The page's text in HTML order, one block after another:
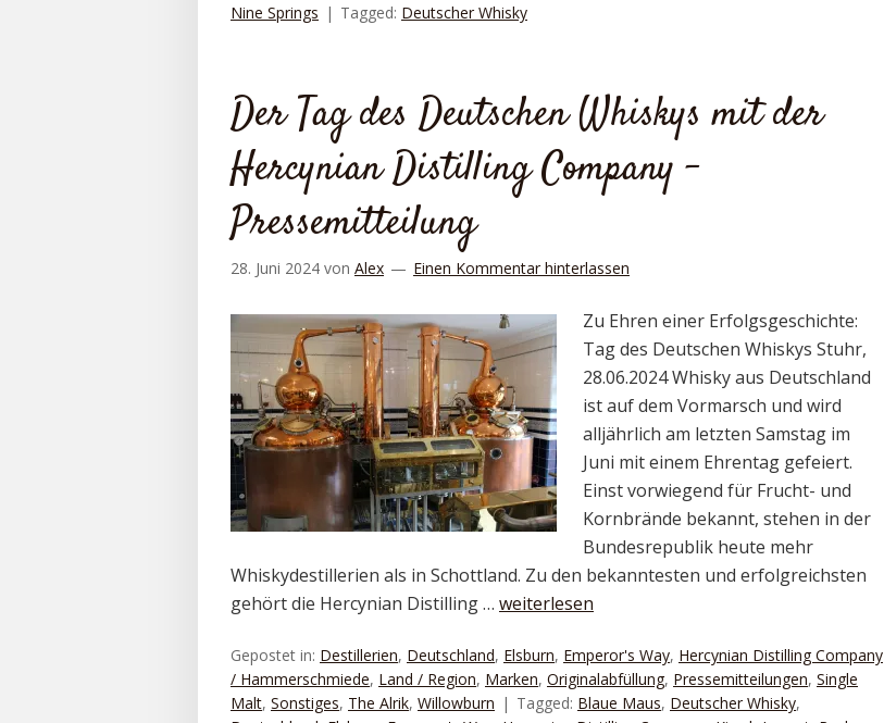
Nine Springs
Tagged: Deutscher Whisky
Der Tag des Deutschen Whiskys mit der
Hercynian Distilling Company –
Pressemitteilung
28. Juni 2024 von Alex Einen Kommentar hinterlassen
Zu Ehren einer Erfolgsgeschichte:
Tag des Deutschen Whiskys Stuhr,
28.06.2024 Whisky aus Deutschland
ist auf dem Vormarsch und wird
alljährlich am letzten Samstag im
Juni mit einem Ehrentag gefeiert.
Einst vorwiegend für Frucht- und
Kornbrände bekannt, stehen in der
Bundesrepublik heute mehr
Whiskydestillerien als in Schottland. Zu den bekanntesten und erfolgreichsten
gehört die Hercynian Distilling … weiterlesen
Gepostet in: Destillerien, Deutschland, Elsburn, Emperor's Way, Hercynian Distilling Company
/ Hammerschmiede, Land / Region, Marken, Originalabfüllung, Pressemitteilungen, Single
Malt, Sonstiges, The Alrik, Willowburn Tagged: Blaue Maus, Deutscher Whisky,